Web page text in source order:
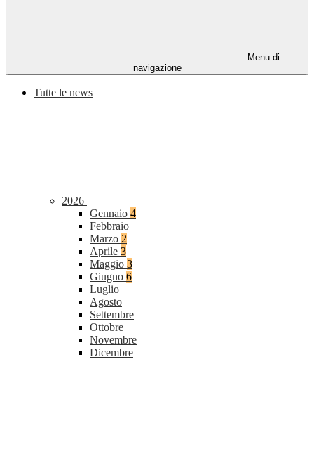
Menu di
navigazione
Tutte le news
2026
Gennaio 4
Febbraio
Marzo 2
Aprile 3
Maggio 3
Giugno 6
Luglio
Agosto
Settembre
Ottobre
Novembre
Dicembre